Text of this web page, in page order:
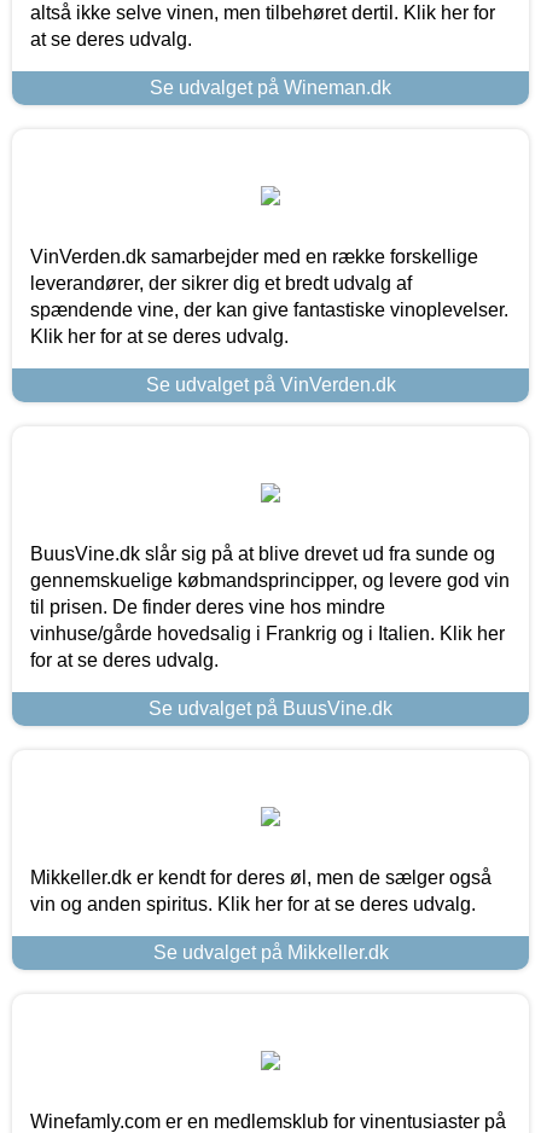
altså ikke selve vinen, men tilbehøret dertil. Klik her for
at se deres udvalg.
Se udvalget på Wineman.dk
VinVerden.dk samarbejder med en række forskellige
leverandører, der sikrer dig et bredt udvalg af
spændende vine, der kan give fantastiske vinoplevelser.
Klik her for at se deres udvalg.
Se udvalget på VinVerden.dk
BuusVine.dk slår sig på at blive drevet ud fra sunde og
gennemskuelige købmandsprincipper, og levere god vin
til prisen. De finder deres vine hos mindre
vinhuse/gårde hovedsalig i Frankrig og i Italien. Klik her
for at se deres udvalg.
Se udvalget på BuusVine.dk
Mikkeller.dk er kendt for deres øl, men de sælger også
vin og anden spiritus. Klik her for at se deres udvalg.
Se udvalget på Mikkeller.dk
Winefamly.com er en medlemsklub for vinentusiaster på